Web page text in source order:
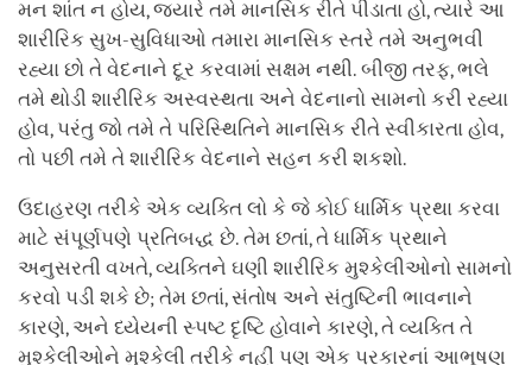
મન શાંત ન હોય, જ્યારે તમે માનસિક રીતે પીડાતા હો, ત્યારે આ
શારીરિક સુખ-સુવિધાઓ તમારા માનસિક સ્તરે તમે અનુભવી
રહ્યા છો તે વેદનાને દૂર કરવામાં સક્ષમ નથી. બીજી તરફ, ભલે
તમે થોડી શારીરિક અસ્વસ્થતા અને વેદનાનો સામનો કરી રહ્યા
હોવ, પરંતુ જો તમે તે પરિસ્થિતિને માનસિક રીતે સ્વીકારતા હોવ,
તો પછી તમે તે શારીરિક વેદનાને સહન કરી શકશો.
ઉદાહરણ તરીકે એક વ્યક્તિ લો કે જે કોઈ ધાર્મિક પ્રથા કરવા
માટે સંપૂર્ણપણે પ્રતિબદ્ધ છે. તેમ છતાં, તે ધાર્મિક પ્રથાને
અનુસરતી વખતે, વ્યક્તિને ઘણી શારીરિક મુશ્કેલીઓનો સામનો
કરવો પડી શકે છે; તેમ છતાં, સંતોષ અને સંતુષ્ટિની ભાવનાને
કારણે, અને ધ્યેયની સ્પષ્ટ દૃષ્ટિ હોવાને કારણે, તે વ્યક્તિ તે
મુશ્કેલીઓને મુશ્કેલી તરીકે નહીં પણ એક પ્રકારનાં આભૂષણ